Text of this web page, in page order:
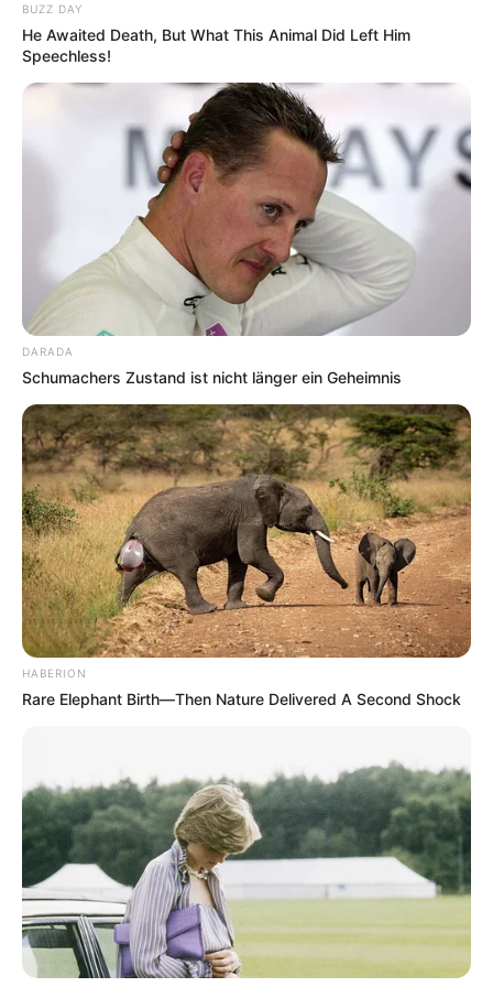
Stausee Hohenwarte
als Thüringer Meer bezeichnete Stausee
Hohenwarte. Er ist ein beliebtes
Touristenziel, zu dem unter anderem Campingplätze,
Bademöglichkeiten, Bootsverleihe (Ruderboote, Kanus,
Tretboote, Segelschiffe und Motorboote),
Schiffsrundfahrten, Wasserskiangebote und
Tauchstationen gehören.
Ardesia Therme Bad Lobenstein
Moorbad Bad Lobenstein bietet
Entspannung und Erholung für die ganze
Familie.
Links zu Bademöglichkeiten mit Spaßbädern,
Freizeitbädern und Badeseen bzw. Badestränden
in und um Neuhaus am Rennweg, Lauscha und
Lichtetal am Rennsteig:
Sonnebad in Sonneberg - Das Erlebnisbad mit
Rutschen und Strömungskanal bietet Badespaß und
ww.sonnebad-sonneberg.de
Saalemaxx in Rudolstadt - Das Erlebnisbad mit
Wellenbad und Wasserrutschen bietet Badespaß für
Groß und Klein. Informationen unterwww.saalemax
x.de.
Waldbad am Lenkgrund in Frauenwald - Mitten in
den Höhenzügen des Thüringer Waldes wartet
dieses von dichten Wäldern umgebene Freibad auf
seine Gäste. Durch seine Lage und der ständigen
BUZZ DAY
He Awaited Death, But What This Animal Did Left Him
Speechless!
DARADA
Schumachers Zustand ist nicht länger ein Geheimnis
HABERION
Rare Elephant Birth—Then Nature Delivered A Second Shock